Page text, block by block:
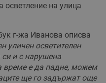
осветление на улица
г-жа Иванова описва
уличен осветителен
си и с нарушена
време е да падне, можем
ще го задържат още